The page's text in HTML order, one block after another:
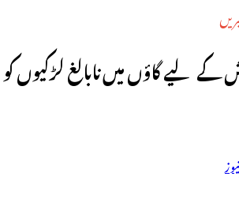
کے لیے گاؤں میں نابالغ لڑکیوں کو